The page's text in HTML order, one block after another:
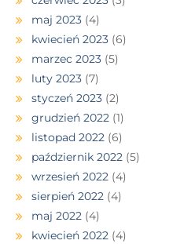
maj 2023 (4)
kwiecień 2023 (6)
marzec 2023 (5)
luty 2023 (7)
styczeń 2023 (2)
grudzień 2022 (1)
listopad 2022 (6)
październik 2022 (5)
wrzesień 2022 (4)
sierpień 2022 (4)
maj 2022 (4)
kwiecień 2022 (4)